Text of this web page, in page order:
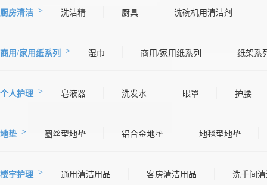
厨房清洁 洗洁精 厨具 洗碗机用清洁剂
商用/家用纸系列 湿巾 商用/家用纸系列 纸架系
个人护理 皂液器 洗发水 眼罩 护腰
地垫 圈丝型地垫 铝合金地垫 地毯型地垫
楼宇护理 通用清洁用品 客房清洁用品
洗手间